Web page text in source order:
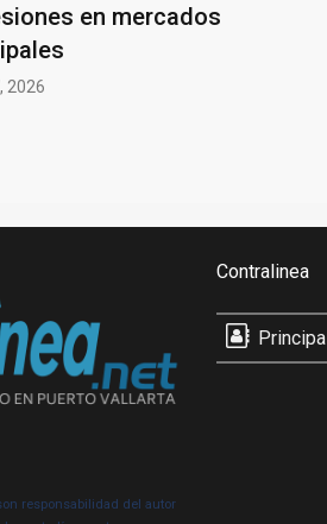
en mercados
2026
responsabilidad del autor
Contralinea
Principal